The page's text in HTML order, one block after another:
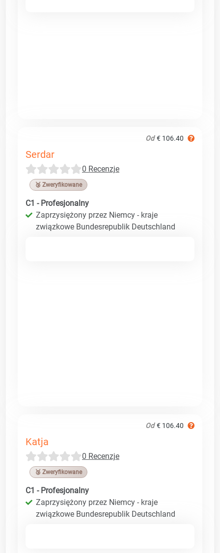
Od € 106.40
Serdar
0 Recenzje
🥉 Zweryfikowane
C1 - Profesjonalny
Zaprzysiężony przez Niemcy - kraje
związkowe Bundesrepublik Deutschland
Od € 106.40
Katja
0 Recenzje
🥉 Zweryfikowane
C1 - Profesjonalny
Zaprzysiężony przez Niemcy - kraje
związkowe Bundesrepublik Deutschland